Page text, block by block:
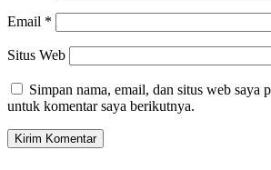
Email *
Situs Web
Simpan nama, email, dan situs web saya
untuk komentar saya berikutnya.